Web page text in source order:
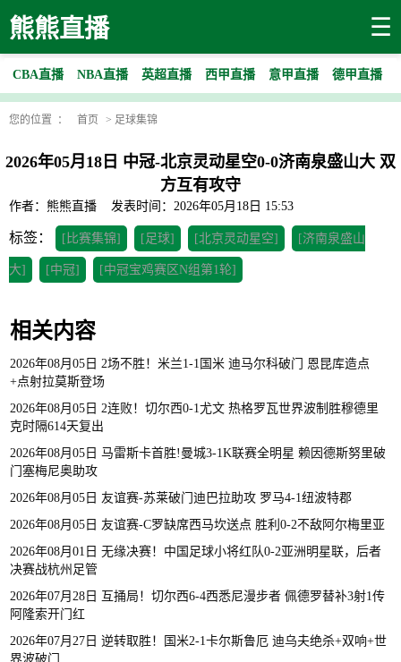
熊熊直播 ☰
CBA直播 NBA直播 英超直播 西甲直播 意甲直播 德甲直播
您的位置 ： 首页 > 足球集锦
2026年05月18日 中冠-北京灵动星空0-0济南泉盛山大 双
方互有攻守
作者：熊熊直播 发表时间：2026年05月18日 15:53
标签： [比赛集锦] [足球] [北京灵动星空] [济南泉盛山
大] [中冠] [中冠宝鸡赛区N组第1轮]
相关内容
2026年08月05日 2场不胜！米兰1-1国米 迪马尔科破门 恩昆库造点
+点射拉莫斯登场
2026年08月05日 2连败！切尔西0-1尤文 热格罗瓦世界波制胜穆德里
克时隔614天复出
2026年08月05日 马雷斯卡首胜!曼城3-1K联赛全明星 赖因德斯努里破
门塞梅尼奥助攻
2026年08月05日 友谊赛-苏莱破门迪巴拉助攻 罗马4-1纽波特郡
2026年08月05日 友谊赛-C罗缺席西马坎送点 胜利0-2不敌阿尔梅里亚
2026年08月01日 无缘决赛！中国足球小将红队0-2亚洲明星联，后者
决赛战杭州足管
2026年07月28日 互捅局！切尔西6-4西悉尼漫步者 佩德罗替补3射1传
阿隆索开门红
2026年07月27日 逆转取胜！国米2-1卡尔斯鲁厄 迪乌夫绝杀+双响+世
界波破门